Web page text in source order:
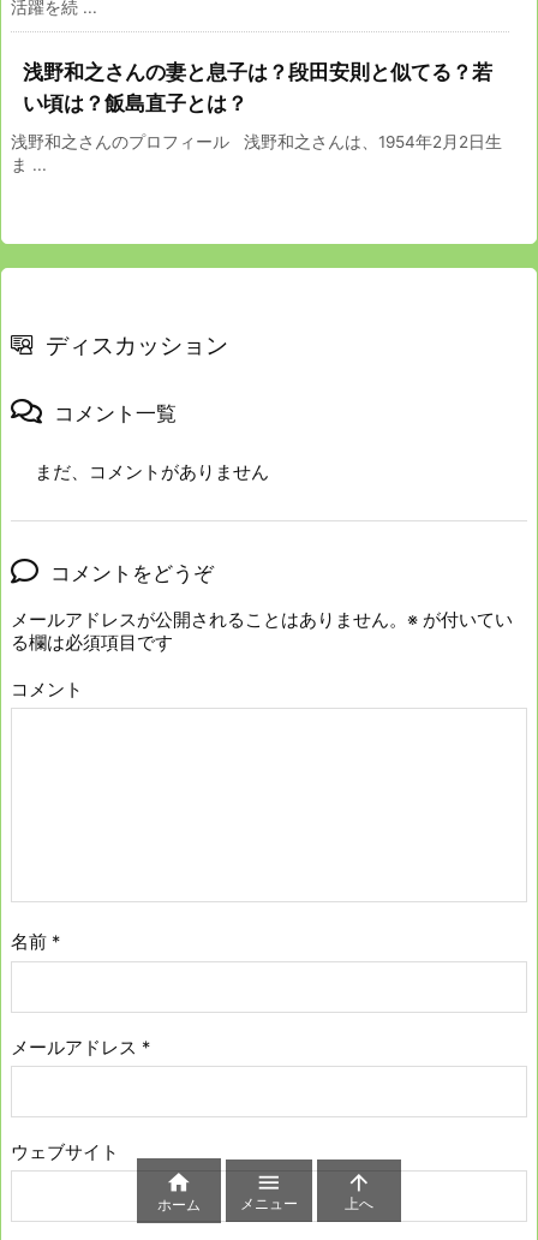
活躍を続 ...
浅野和之さんの妻と息子は？段田安則と似てる？若
い頃は？飯島直子とは？
浅野和之さんのプロフィール 浅野和之さんは、1954年2月2日生
ま ...
ディスカッション
コメント一覧
まだ、コメントがありません
コメントをどうぞ
メールアドレスが公開されることはありません。 ※ が付いてい
る欄は必須項目です
コメント
名前 *
メールアドレス *
ウェブサイト

ホーム

メニュー

上へ